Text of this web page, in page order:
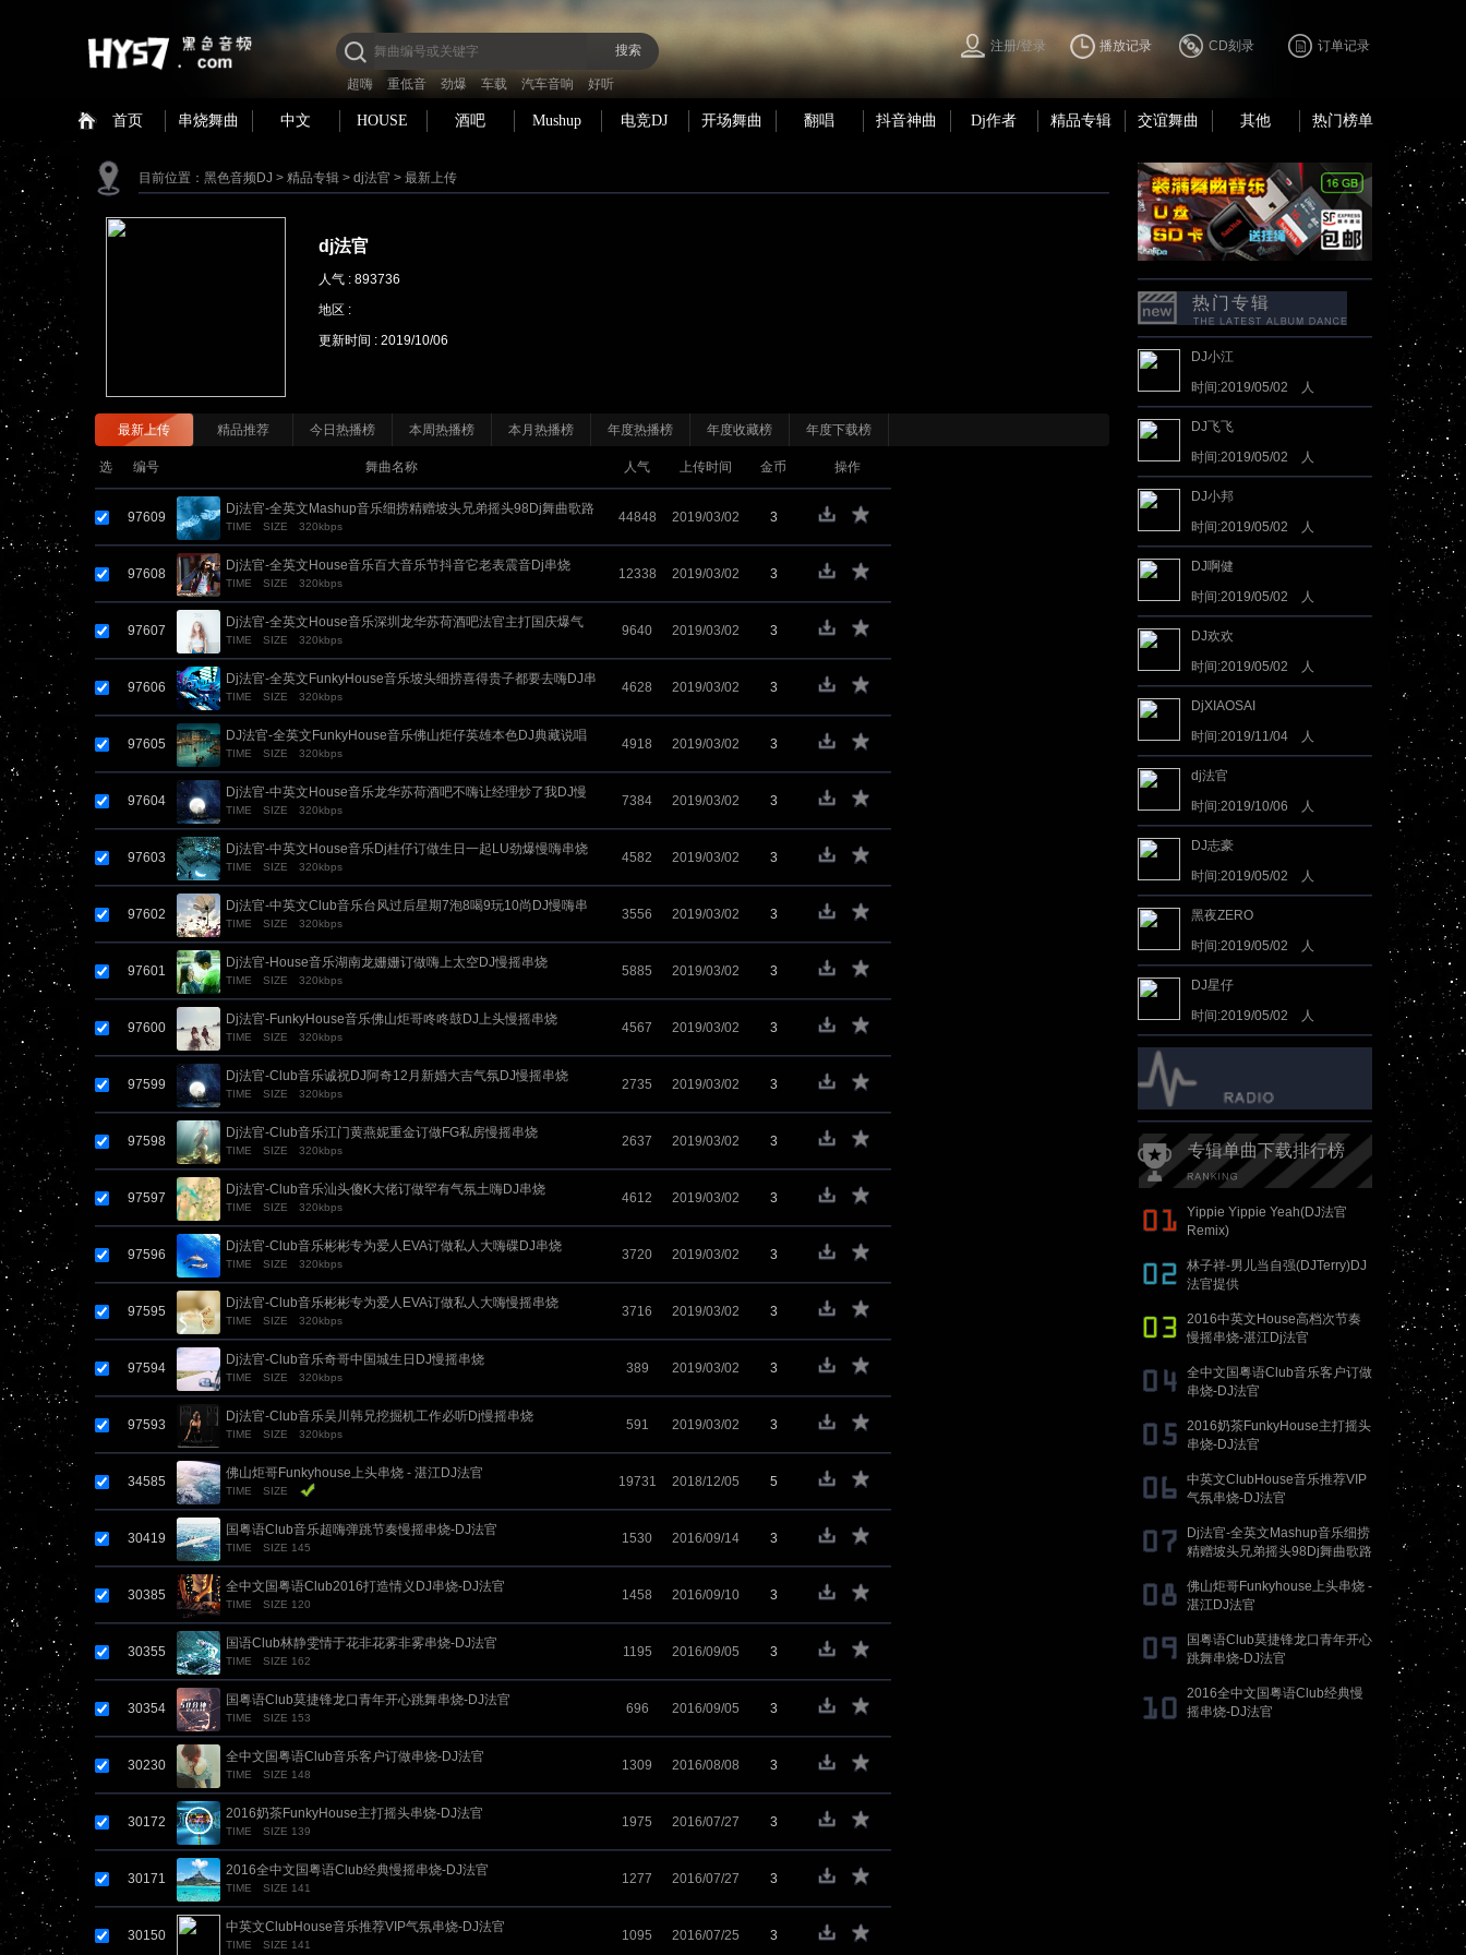
搜索
超嗨 重低音 劲爆 车载 汽车音响 好听
注册/登录 播放记录 CD刻录 订单记录
首页 串烧舞曲 中文 HOUSE 酒吧 Mushup 电竞DJ 开场舞曲 翻唱 抖音神曲 Dj作者 精品专辑 交谊舞曲 其他 热门榜单
目前位置： 黑色音频DJ > 精品专辑> dj法官 > 最新上传
dj法官
人气 : 893736
地区 :
更新时间 : 2019/10/06
最新上传 精品推荐 今日热播榜 本周热播榜 本月热播榜 年度热播榜 年度收藏榜 年度下载榜
选 编号 舞曲名称 人气 上传时间 金币 操作
97609
Dj法官-全英文Mashup音乐细捞精赠坡头兄弟摇头98Dj舞曲歌路
TIME SIZE 320kbps
44848 2019/03/02 3
97608
Dj法官-全英文House音乐百大音乐节抖音它老表震音Dj串烧
TIME SIZE 320kbps
12338 2019/03/02 3
97607
Dj法官-全英文House音乐深圳龙华苏荷酒吧法官主打国庆爆气
TIME SIZE 320kbps
9640 2019/03/02 3
97606
Dj法官-全英文FunkyHouse音乐坡头细捞喜得贵子都要去嗨DJ串
TIME SIZE 320kbps
4628 2019/03/02 3
97605
DJ法官-全英文FunkyHouse音乐佛山炬仔英雄本色DJ典藏说唱
TIME SIZE 320kbps
4918 2019/03/02 3
97604
Dj法官-中英文House音乐龙华苏荷酒吧不嗨让经理炒了我DJ慢
TIME SIZE 320kbps
7384 2019/03/02 3
97603
Dj法官-中英文House音乐Dj桂仔订做生日一起LU劲爆慢嗨串烧
TIME SIZE 320kbps
4582 2019/03/02 3
97602
Dj法官-中英文Club音乐台风过后星期7泡8喝9玩10尚DJ慢嗨串
TIME SIZE 320kbps
3556 2019/03/02 3
97601
Dj法官-House音乐湖南龙姗姗订做嗨上太空DJ慢摇串烧
TIME SIZE 320kbps
5885 2019/03/02 3
97600
Dj法官-FunkyHouse音乐佛山炬哥咚咚鼓DJ上头慢摇串烧
TIME SIZE 320kbps
4567 2019/03/02 3
97599
Dj法官-Club音乐诚祝DJ阿奇12月新婚大吉气氛DJ慢摇串烧
TIME SIZE 320kbps
2735 2019/03/02 3
97598
Dj法官-Club音乐江门黄燕妮重金订做FG私房慢摇串烧
TIME SIZE 320kbps
2637 2019/03/02 3
97597
Dj法官-Club音乐汕头傻K大佬订做罕有气氛土嗨DJ串烧
TIME SIZE 320kbps
4612 2019/03/02 3
97596
Dj法官-Club音乐彬彬专为爱人EVA订做私人大嗨碟DJ串烧
TIME SIZE 320kbps
3720 2019/03/02 3
97595
Dj法官-Club音乐彬彬专为爱人EVA订做私人大嗨慢摇串烧
TIME SIZE 320kbps
3716 2019/03/02 3
97594
Dj法官-Club音乐奇哥中国城生日DJ慢摇串烧
TIME SIZE 320kbps
389 2019/03/02 3
97593
Dj法官-Club音乐吴川韩兄挖掘机工作必听Dj慢摇串烧
TIME SIZE 320kbps
591 2019/03/02 3
34585
佛山炬哥Funkyhouse上头串烧 - 湛江DJ法官
TIME SIZE
19731 2018/12/05 5
30419
国粤语Club音乐超嗨弹跳节奏慢摇串烧-DJ法官
TIME SIZE 145
1530 2016/09/14 3
30385
全中文国粤语Club2016打造情义DJ串烧-DJ法官
TIME SIZE 120
1458 2016/09/10 3
30355
国语Club林静雯情于花非花雾非雾串烧-DJ法官
TIME SIZE 162
1195 2016/09/05 3
30354
国粤语Club莫捷锋龙口青年开心跳舞串烧-DJ法官
TIME SIZE 153
696 2016/09/05 3
30230
全中文国粤语Club音乐客户订做串烧-DJ法官
TIME SIZE 148
1309 2016/08/08 3
30172
2016奶茶FunkyHouse主打摇头串烧-DJ法官
TIME SIZE 139
1975 2016/07/27 3
30171
2016全中文国粤语Club经典慢摇串烧-DJ法官
TIME SIZE 141
1277 2016/07/27 3
30150
中英文ClubHouse音乐推荐VIP气氛串烧-DJ法官
TIME SIZE 141
1095 2016/07/25 3
热门专辑
DJ小江
时间:2019/05/02 人
气:4778985
DJ飞飞
时间:2019/05/02 人
气:3560632
DJ小邦
时间:2019/05/02 人
气:2441476
DJ啊健
时间:2019/05/02 人
气:2330376
DJ欢欢
时间:2019/05/02 人
气:1919624
DjXIAOSAI
时间:2019/11/04 人
气:1049551
dj法官
时间:2019/10/06 人
气:893736
DJ志豪
时间:2019/05/02 人
气:882269
黑夜ZERO
时间:2019/05/02 人
气:865125
DJ星仔
时间:2019/05/02 人
气:837339
专辑单曲下载排行榜
Yippie Yippie Yeah(DJ法官
Remix)
林子祥-男儿当自强(DJTerry)DJ
法官提供
2016中英文House高档次节奏
慢摇串烧-湛江Dj法官
全中文国粤语Club音乐客户订做
串烧-DJ法官
2016奶茶FunkyHouse主打摇头
串烧-DJ法官
中英文ClubHouse音乐推荐VIP
气氛串烧-DJ法官
Dj法官-全英文Mashup音乐细捞
精赠坡头兄弟摇头98Dj舞曲歌路
佛山炬哥Funkyhouse上头串烧 -
湛江DJ法官
国粤语Club莫捷锋龙口青年开心
跳舞串烧-DJ法官
2016全中文国粤语Club经典慢
摇串烧-DJ法官